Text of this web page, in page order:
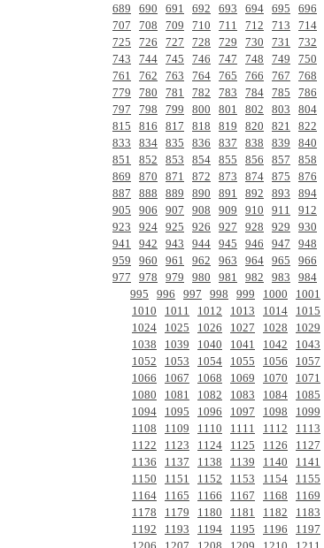
689
690 691 692 693 694 695 696
707
708 709 710 711 712 713 714
725
726 727 728 729 730 731 732
743
744 745 746 747 748 749 750
761
762 763 764 765 766 767 768
779
780 781 782 783 784 785 786
797
798 799 800 801 802 803 804
815
816 817 818 819 820 821 822
833
834 835 836 837 838 839 840
851
852 853 854 855 856 857 858
869
870 871 872 873 874 875 876
887
888 889 890 891 892 893 894
905
906 907 908 909 910 911 912
923
924 925 926 927 928 929 930
941
942 943 944 945 946 947 948
959
960 961 962 963 964 965 966
977
978 979 980 981 982 983 984
995
996 997 998 999 1000 1001
1010
1011 1012 1013 1014 1015
1024
1025 1026 1027 1028 1029
1038
1039 1040 1041 1042 1043
1052
1053 1054 1055 1056 1057
1066
1067 1068 1069 1070 1071
1080
1081 1082 1083 1084 1085
1094
1095 1096 1097 1098 1099
1108
1109 1110 1111 1112 1113
1122
1123 1124 1125 1126 1127
1136
1137 1138 1139 1140 1141
1150
1151 1152 1153 1154 1155
1164
1165 1166 1167 1168 1169
1178
1179 1180 1181 1182 1183
1192
1193 1194 1195 1196 1197